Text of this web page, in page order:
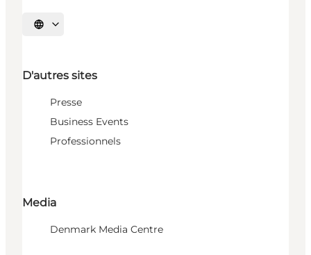
Choisissez la langue
D'autres sites
Presse
Business Events
Professionnels
Media
Denmark Media Centre